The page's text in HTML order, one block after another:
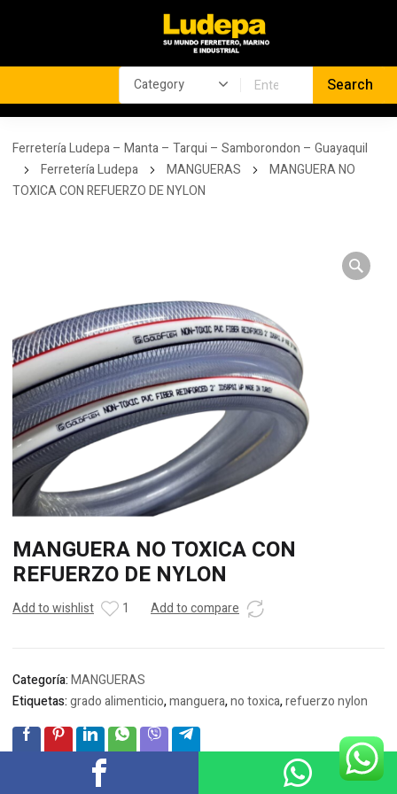
Ferretería Ludepa – Manta – Tarqui – Samborondon – Guayaquil
Ferretería Ludepa
MANGUERAS
MANGUERA NO
TOXICA CON REFUERZO DE NYLON
MANGUERA NO TOXICA CON
REFUERZO DE NYLON
Add to wishlist 1 Add to compare
Categoría:MANGUERAS
Etiquetas:grado alimenticio,manguera,no toxica,refuerzo nylon